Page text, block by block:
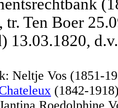
tr. Ten Boer
13.03.1820,
Neltje Vos (1851-
(1842-